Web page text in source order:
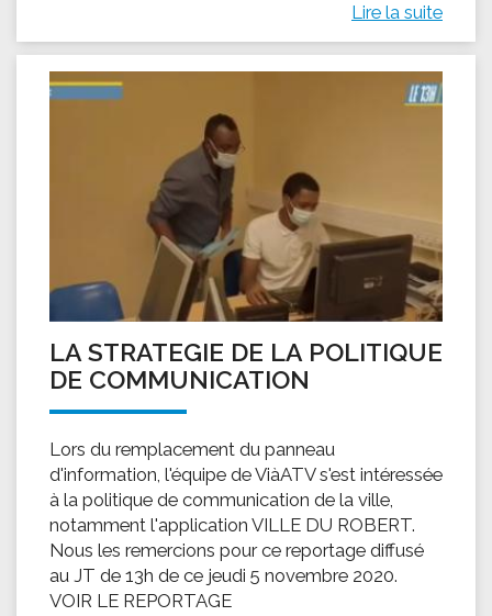
Lire la suite
LA STRATEGIE DE LA POLITIQUE
DE COMMUNICATION
Lors du remplacement du panneau
d'information, l'équipe de ViàATV s'est intéressée
à la politique de communication de la ville,
notamment l'application VILLE DU ROBERT.
Nous les remercions pour ce reportage diffusé
au JT de 13h de ce jeudi 5 novembre 2020.
VOIR LE REPORTAGE